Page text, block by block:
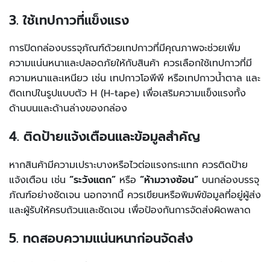
3. ใช้เทปกาวที่แข็งแรง
การปิดกล่องบรรจุภัณฑ์ด้วยเทปกาวที่มีคุณภาพจะช่วยเพิ่ม
ความแน่นหนาและปลอดภัยให้กับสินค้า ควรเลือกใช้เทปกาวที่มี
ความหนาและเหนียว เช่น เทปกาวโอพีพี หรือเทปกาวน้ำตาล และ
ติดเทปในรูปแบบตัว H (H-tape) เพื่อเสริมความแข็งแรงทั้ง
ด้านบนและด้านล่างของกล่อง
4. ติดป้ายแจ้งเตือนและข้อมูลสำคัญ
หากสินค้ามีความเปราะบางหรือไวต่อแรงกระแทก ควรติดป้าย
แจ้งเตือน เช่น “ระวังแตก” หรือ “ห้ามวางซ้อน” บนกล่องบรรจุ
ภัณฑ์อย่างชัดเจน นอกจากนี้ ควรเขียนหรือพิมพ์ข้อมูลที่อยู่ผู้ส่ง
และผู้รับให้ครบถ้วนและชัดเจน เพื่อป้องกันการจัดส่งผิดพลาด
5. ทดสอบความแน่นหนาก่อนจัดส่ง